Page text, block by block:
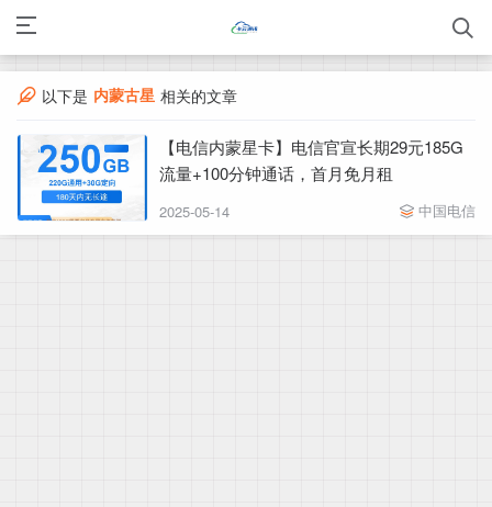
以下是 内蒙古星 相关的文章
【电信内蒙星卡】电信官宣长期29元185G
流量+100分钟通话，首月免月租
2025-05-14 中国电信